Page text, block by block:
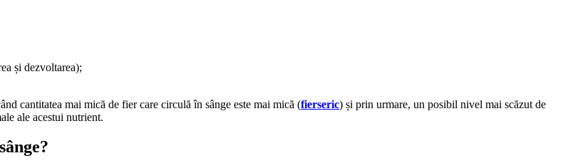
și dezvoltarea);
cantitatea mai mică de fier care circulă în sânge este mai mică (fierseric) și prin urmare, un posibil nivel mai scăzut de
ale acestui nutrient.